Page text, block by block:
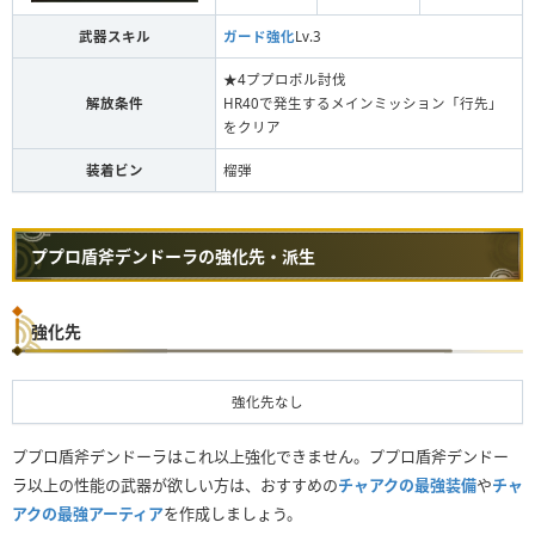
武器スキル ガード強化Lv.3
解放条件
★4ププロポル討伐
HR40で発生するメインミッション「行先」
をクリア
装着ビン 榴弾
ププロ盾斧デンドーラの強化先・派生
強化先
強化先なし
ププロ盾斧デンドーラはこれ以上強化できません。ププロ盾斧デンドー
ラ以上の性能の武器が欲しい方は、おすすめのチャアクの最強装備やチャ
アクの最強アーティアを作成しましょう。